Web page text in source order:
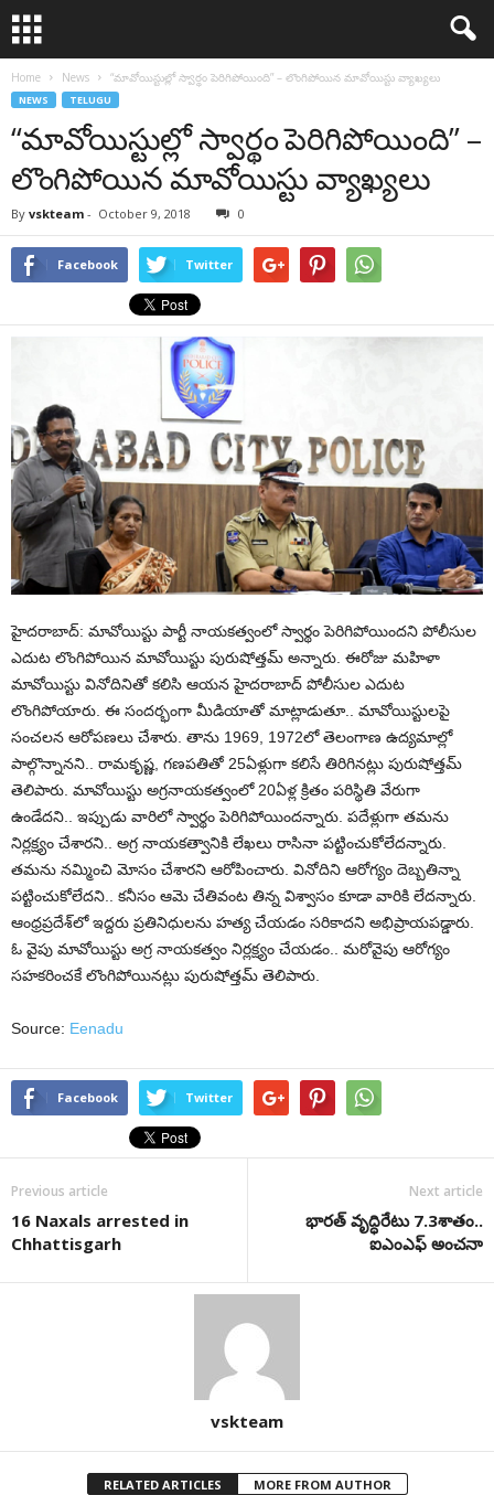
Home News “మావోయిస్టుల్లో స్వార్థం పెరిగిపోయింది” – లొంగిపోయిన మావోయిస్టు వ్యాఖ్యలు
NEWS TELUGU
“మావోయిస్టుల్లో స్వార్థం పెరిగిపోయింది” –
లొంగిపోయిన మావోయిస్టు వ్యాఖ్యలు
By vskteam - October 9, 2018 0
Facebook Twitter
హైదరాబాద్‌: మావోయిస్టు పార్టీ నాయకత్వంలో స్వార్థం పెరిగిపోయిందని పోలీసుల
ఎదుట లొంగిపోయిన మావోయిస్టు పురుషోత్తమ్‌ అన్నారు. ఈరోజు మహిళా
మావోయిస్టు వినోదినితో కలిసి ఆయన హైదరాబాద్‌ పోలీసుల ఎదుట
లొంగిపోయారు. ఈ సందర్భంగా మీడియాతో మాట్లాడుతూ.. మావోయిస్టులపై
సంచలన ఆరోపణలు చేశారు. తాను 1969, 1972లో తెలంగాణ ఉద్యమాల్లో
పాల్గొన్నానని.. రామకృష్ణ, గణపతితో 25ఏళ్లుగా కలిసే తిరిగినట్లు పురుషోత్తమ్‌
తెలిపారు. మావోయిస్టు అగ్రనాయకత్వంలో 20ఏళ్ల క్రితం పరిస్థితి వేరుగా
ఉండేదని.. ఇప్పుడు వారిలో స్వార్థం పెరిగిపోయిందన్నారు. పదేళ్లుగా తమను
నిర్లక్ష్యం చేశారని.. అగ్ర నాయకత్వానికి లేఖలు రాసినా పట్టించుకోలేదన్నారు.
తమను నమ్మించి మోసం చేశారని ఆరోపించారు. వినోదిని ఆరోగ్యం దెబ్బతిన్నా
పట్టించుకోలేదని.. కనీసం ఆమె చేతివంట తిన్న విశ్వాసం కూడా వారికి లేదన్నారు.
ఆంధ్రప్రదేశ్‌లో ఇద్దరు ప్రతినిధులను హత్య చేయడం సరికాదని అభిప్రాయపడ్డారు.
ఓ వైపు మావోయిస్టు అగ్ర నాయకత్వం నిర్లక్ష్యం చేయడం.. మరోవైపు ఆరోగ్యం
సహకరించకే లొంగిపోయినట్లు పురుషోత్తమ్‌ తెలిపారు.
Source: Eenadu
Facebook Twitter
Previous article
16 Naxals arrested in
Chhattisgarh
Next article
భారత్‌ వృద్ధిరేటు 7.3శాతం..
ఐఎంఎఫ్‌ అంచనా
vskteam
RELATED ARTICLES MORE FROM AUTHOR